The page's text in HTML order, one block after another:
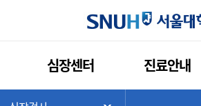
심장센터 진료안내